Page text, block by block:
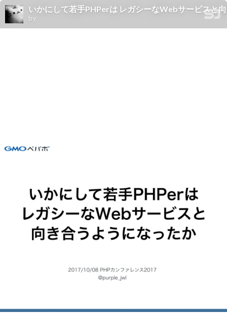
いかにして若手PHPerは レガシーなWebサービスと
by